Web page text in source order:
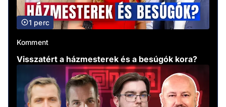
1 perc
Komment
Visszatért a házmesterek és a besúgók kora?